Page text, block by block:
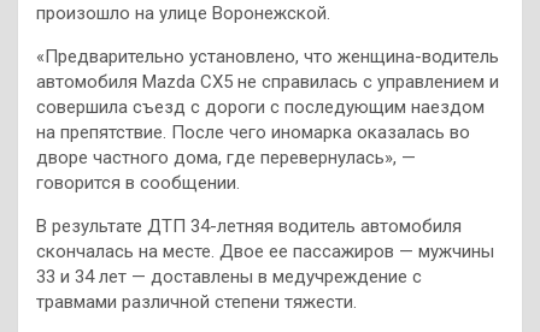
произошло на улице Воронежской.
«Предварительно установлено, что женщина-водитель
автомобиля Mazda СХ5 не справилась с управлением и
совершила съезд с дороги с последующим наездом
на препятствие. После чего иномарка оказалась во
дворе частного дома, где перевернулась», —
говорится в сообщении.
В результате ДТП 34-летняя водитель автомобиля
скончалась на месте. Двое ее пассажиров — мужчины
33 и 34 лет — доставлены в медучреждение с
травмами различной степени тяжести.